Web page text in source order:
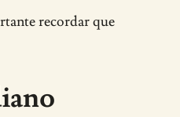
recordar que